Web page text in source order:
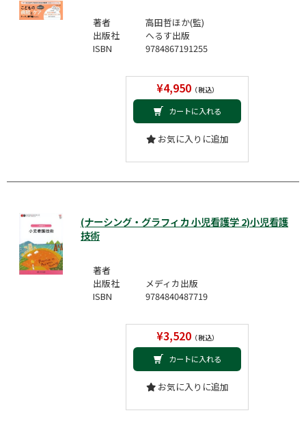
著者
高田哲ほか(監)
出版社
へるす出版
ISBN
9784867191255
¥4,950（税込）
カートに入れる
お気に入りに追加
(ナーシング・グラフィカ 小児看護学 2)小児看護
技術
著者
出版社
メディカ出版
ISBN
9784840487719
¥3,520（税込）
カートに入れる
お気に入りに追加